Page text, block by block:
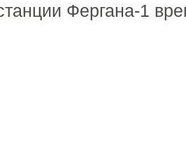
Фергана-1